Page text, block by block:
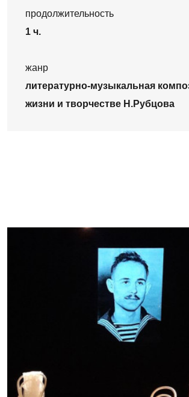
продолжительность
1 ч.
жанр
литературно-музыкальная
жизни и творчестве Н.Рубцова